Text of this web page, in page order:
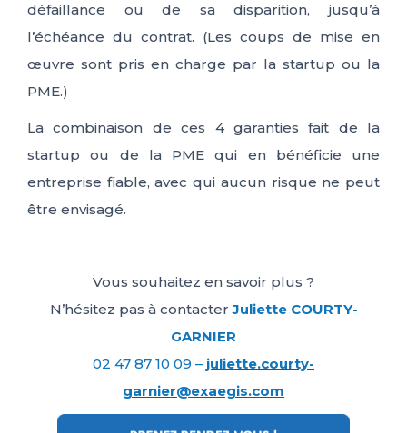
défaillance ou de sa disparition, jusqu’à
l’échéance du contrat. (Les coups de mise en
œuvre sont pris en charge par la startup ou la
PME.)
La combinaison de ces 4 garanties fait de la
startup ou de la PME qui en bénéficie une
entreprise fiable, avec qui aucun risque ne peut
être envisagé.
Vous souhaitez en savoir plus ?
N’hésitez pas à contacterJuliette COURTY-
GARNIER
02 47 87 10 09 – juliette.courty-
garnier@exaegis.com